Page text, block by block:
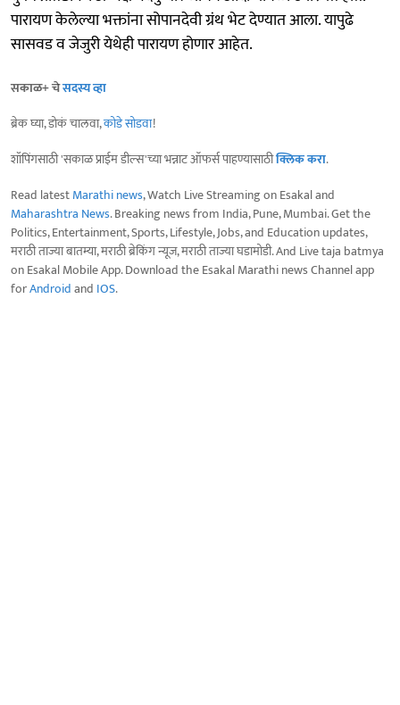
पारायण केलेल्या भक्तांना सोपानदेवी ग्रंथ भेट देण्यात आला. यापुढे
सासवड व जेजुरी येथेही पारायण होणार आहेत.
सकाळ+ चेसदस्य व्हा
ब्रेक घ्या, डोकं चालवा,कोडे सोडवा!
शॉपिंगसाठी 'सकाळ प्राईम डील्स'च्या भन्नाट ऑफर्स पाहण्यासाठीक्लिक करा.
Read latestMarathi news, Watch Live Streaming on Esakal and
Maharashtra News. Breaking news from India, Pune, Mumbai. Get the
Politics, Entertainment, Sports, Lifestyle, Jobs, and Education updates,
मराठी ताज्या बातम्या, मराठी ब्रेकिंग न्यूज, मराठी ताज्या घडामोडी. And Live taja batmya
on Esakal Mobile App. Download the Esakal Marathi news Channel app
forAndroidand IOS.